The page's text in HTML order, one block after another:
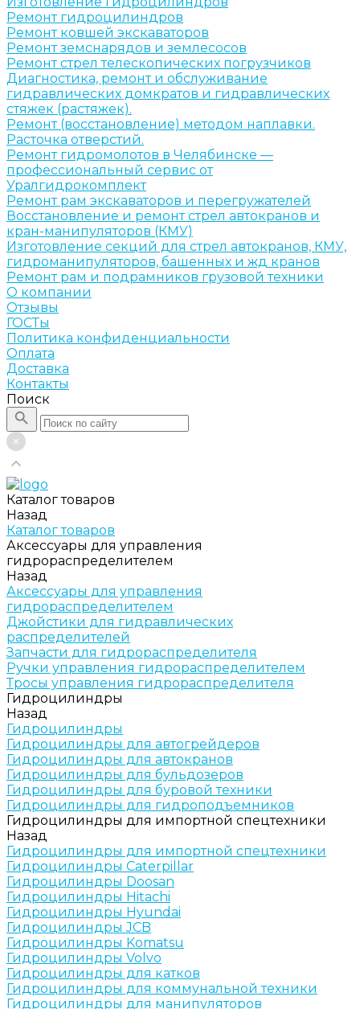
Ремонт гидроцилиндров
Ремонт ковшей экскаваторов
Ремонт земснарядов и землесосов
Ремонт стрел телескопических погрузчиков
Диагностика, ремонт и обслуживание
гидравлических домкратов и гидравлических
стяжек (растяжек).
Ремонт (восстановление) методом наплавки.
Расточка отверстий.
Ремонт гидромолотов в Челябинске —
профессиональный сервис от
Уралгидрокомплект
Ремонт рам экскаваторов и перегружателей
Восстановление и ремонт стрел автокранов и
кран-манипуляторов (КМУ)
Изготовление секций для стрел автокранов, КМУ,
гидроманипуляторов, башенных и жд кранов
Ремонт рам и подрамников грузовой техники
О компании
Отзывы
ГОСТы
Политика конфиденциальности
Оплата
Доставка
Контакты
Поиск
Каталог товаров
Назад
Каталог товаров
Аксессуары для управления
гидрораспределителем
Назад
Аксессуары для управления
гидрораспределителем
Джойстики для гидравлических
распределителей
Запчасти для гидрораспределителя
Ручки управления гидрораспределителем
Тросы управления гидрораспределителя
Гидроцилиндры
Назад
Гидроцилиндры
Гидроцилиндры для автогрейдеров
Гидроцилиндры для автокранов
Гидроцилиндры для бульдозеров
Гидроцилиндры для буровой техники
Гидроцилиндры для гидроподъемников
Гидроцилиндры для импортной спецтехники
Назад
Гидроцилиндры для импортной спецтехники
Гидроцилиндры Caterpillar
Гидроцилиндры Doosan
Гидроцилиндры Hitachi
Гидроцилиндры Hyundai
Гидроцилиндры JCB
Гидроцилиндры Komatsu
Гидроцилиндры Volvo
Гидроцилиндры для катков
Гидроцилиндры для коммунальной техники
Гидроцилиндры для манипуляторов